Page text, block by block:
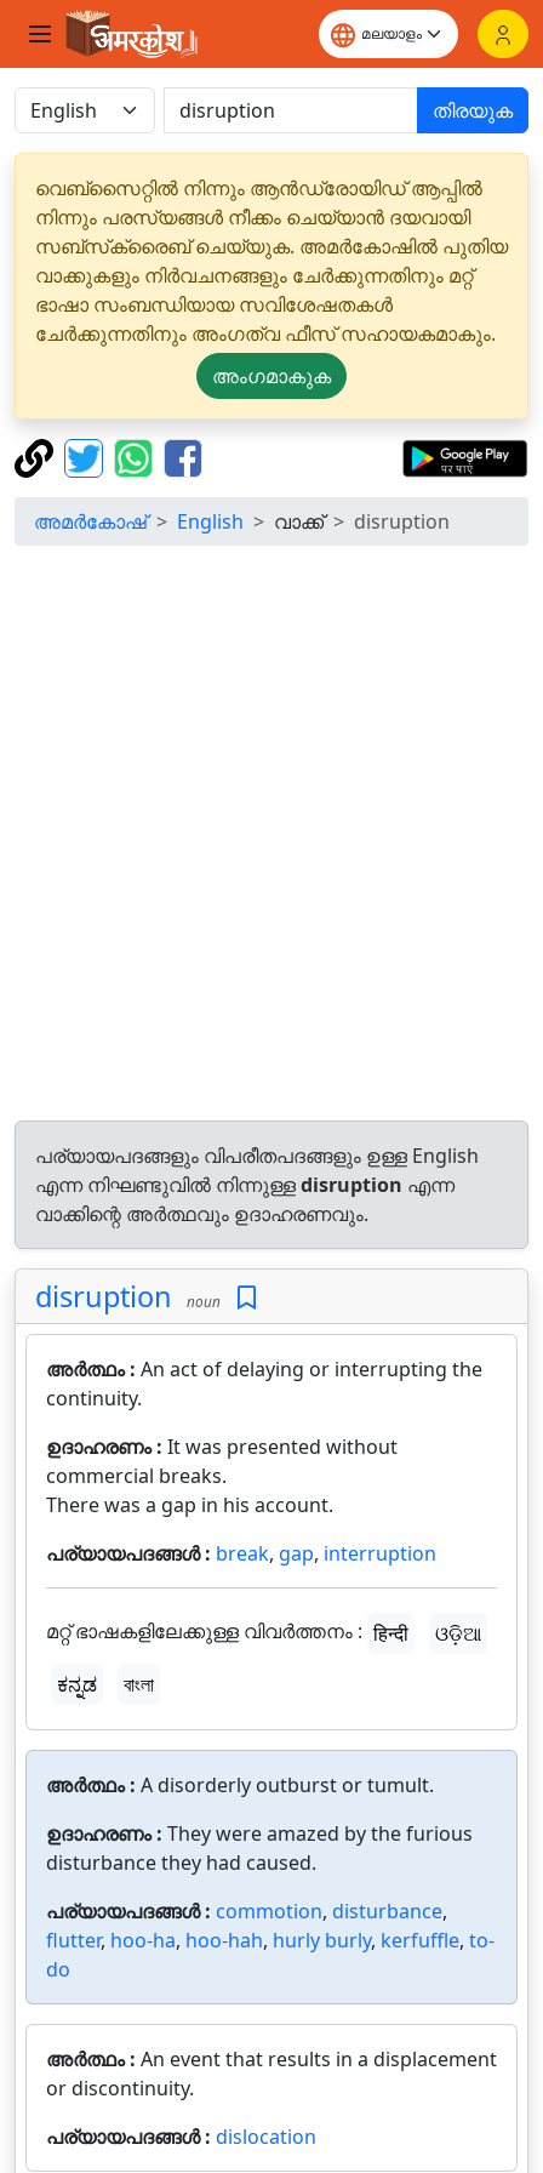
തിരയുക
വെബ്‌സൈറ്റിൽ നിന്നും ആൻഡ്രോയിഡ് ആപ്പിൽ
നിന്നും പരസ്യങ്ങൾ നീക്കം ചെയ്യാൻ ദയവായി
സബ്‌സ്‌ക്രൈബ് ചെയ്യുക. അമർകോഷിൽ പുതിയ
വാക്കുകളും നിർവചനങ്ങളും ചേർക്കുന്നതിനും മറ്റ്
ഭാഷാ സംബന്ധിയായ സവിശേഷതകൾ
ചേർക്കുന്നതിനും അംഗത്വ ഫീസ് സഹായകമാകും.
അംഗമാകുക
അമർകോഷ് English വാക്ക് disruption
പര്യായപദങ്ങളും വിപരീതപദങ്ങളും ഉള്ള English
എന്ന നിഘണ്ടുവിൽ നിന്നുള്ളdisruption എന്ന
വാക്കിന്റെ അർത്ഥവും ഉദാഹരണവും.
disruption noun
അർത്ഥം : An act of delaying or interrupting the
continuity.
ഉദാഹരണം : It was presented without
commercial breaks.
There was a gap in his account.
പര്യായപദങ്ങൾ : break, gap, interruption
മറ്റ് ഭാഷകളിലേക്കുള്ള വിവർത്തനം : हिन्दी
ଓଡ଼ିଆ
ಕನ್ನಡ
বাংলা
അർത്ഥം : A disorderly outburst or tumult.
ഉദാഹരണം : They were amazed by the furious
disturbance they had caused.
പര്യായപദങ്ങൾ : commotion, disturbance,
flutter, hoo-ha, hoo-hah, hurly burly, kerfuffle, to-
do
അർത്ഥം : An event that results in a displacement
or discontinuity.
പര്യായപദങ്ങൾ : dislocation